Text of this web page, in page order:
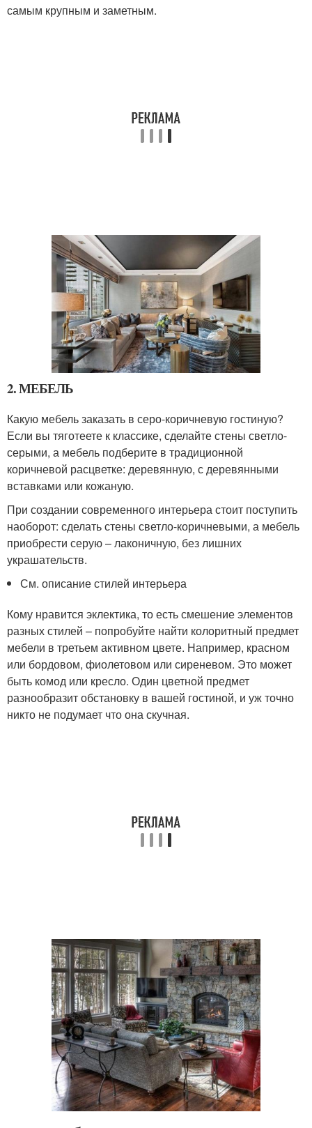
самым крупным и заметным.
2. МЕБЕЛЬ
Какую мебель заказать в серо-коричневую гостиную?
Если вы тяготеете к классике, сделайте стены светло-
серыми, а мебель подберите в традиционной
коричневой расцветке: деревянную, с деревянными
вставками или кожаную.
При создании современного интерьера стоит поступить
наоборот: сделать стены светло-коричневыми, а мебель
приобрести серую – лаконичную, без лишних
украшательств.
См. описание стилей интерьера
Кому нравится эклектика, то есть смешение элементов
разных стилей – попробуйте найти колоритный предмет
мебели в третьем активном цвете. Например, красном
или бордовом, фиолетовом или сиреневом. Это может
быть комод или кресло. Один цветной предмет
разнообразит обстановку в вашей гостиной, и уж точно
никто не подумает что она скучная.